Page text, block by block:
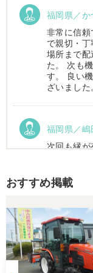
福岡県／か
非常に信頼
で親切・
場所まで配
た。 次も
す。 良い
ざいました
福岡県／
次回も縁
色々と農
親切で信
き合いし
た。
おすすめ掲載